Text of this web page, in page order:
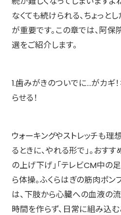
なくても続けられる、ちょっと
が重要です。この章では、阿
選をご紹介します。
1.歯みがきのついでに…がカギ
らせる！
ウォーキングやストレッチも理
るときに、やれる形で」。おす
の上げ下げ」「テレビCM中の
ら体操。ふくらはぎの筋肉ポ
は、下肢から心臓への血液の
時間を作らず、日常に組み込